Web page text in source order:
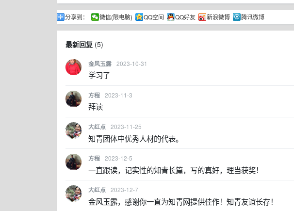
分享到： 微信(限电脑) QQ空间 QQ好友 新浪微博 腾讯微博
最新回复(5)
金风玉露 2023-10-31
学习了
方程 2023-11-3
拜读
大红点 2023-11-25
知青团体中优秀人材的代表。
方程 2023-12-5
一直跟读，记实性的知青长篇，写的真好，理当获奖！
大红点 2023-12-7
金风玉露，感谢你一直为知青网提供佳作！知青友谊长存！